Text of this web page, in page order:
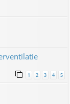
1 2 3 4 5